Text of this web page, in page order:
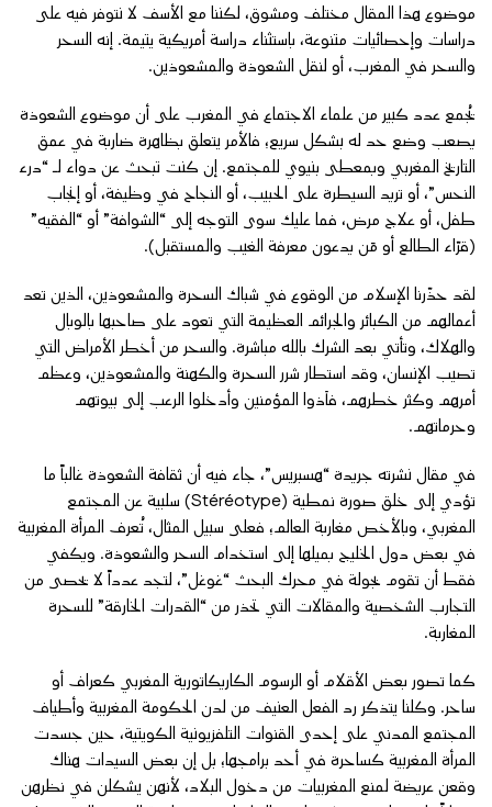
موضوع هذا المقال مختلف ومشوق، لكننا مع الأسف لا نتوفر فيه على
دراسات وإحصائيات متنوعة، باستثناء دراسة أمريكية يتيمة. إنه السحر
والسحر في المغرب، أو لنقل الشعوذة والمشعوذين.
يُجمع عدد كبير من علماء الاجتماع في المغرب على أن موضوع الشعوذة
يصعب وضع حد له بشكل سريع؛ فالأمر يتعلق بظاهرة ضاربة في عمق
التاريخ المغربي وبمعطى بنيوي للمجتمع. إن كنت تبحث عن دواء لـ “درء
النحس”، أو تريد السيطرة على الحبيب، أو النجاح في وظيفة، أو إنجاب
طفل، أو علاج مرض، فما عليك سوى التوجه إلى “الشوافة” أو “الفقيه”
(قرّاء الطالع أو مَن يدعون معرفة الغيب والمستقبل).
لقد حذّرنا الإسلام من الوقوع في شباك السحرة والمشعوذين، الذين تعد
أعمالهم من الكبائر والجرائم العظيمة التي تعود على صاحبها بالوبال
والهلاك، وتأتي بعد الشرك بالله مباشرة. والسحر من أخطر الأمراض التي
تصيب الإنسان، وقد استطار شرر السحرة والكهنة والمشعوذين، وعظم
أمرهم وكثر خطرهم، فآذوا المؤمنين وأدخلوا الرعب إلى بيوتهم
وحرماتهم.
في مقال نشرته جريدة “هسبريس”، جاء فيه أن ثقافة الشعوذة غالباً ما
تؤدي إلى خلق صورة نمطية (Stéréotype) سلبية عن المجتمع
المغربي، وبالأخص مغاربة العالم؛ فعلى سبيل المثال، تُعرف المرأة المغربية
في بعض دول الخليج بميلها إلى استخدام السحر والشعوذة. ويكفي
فقط أن تقوم بجولة في محرك البحث “غوغل”، لتجد عدداً لا يحصى من
التجارب الشخصية والمقالات التي تحذر من “القدرات الخارقة” للسحرة
المغاربة.
كما تصور بعض الأقلام أو الرسوم الكاريكاتورية المغربي كعراف أو
ساحر. وكلنا يتذكر رد الفعل العنيف من لدن الحكومة المغربية وأطياف
المجتمع المدني على إحدى القنوات التلفزيونية الكويتية، حين جسدت
المرأة المغربية كساحرة في أحد برامجها؛ بل إن بعض السيدات هناك
وقعن عريضة لمنع المغربيات من دخول البلاد، لأنهن يشكلن في نظرهن